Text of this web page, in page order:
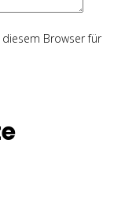
Browser für